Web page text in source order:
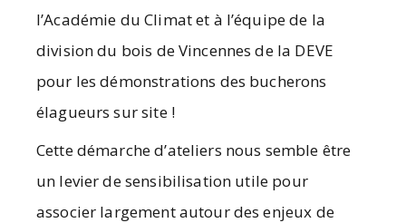
l’Académie du Climat et à l’équipe de la
division du bois de Vincennes de la DEVE
pour les démonstrations des bucherons
élagueurs sur site !
Cette démarche d’ateliers nous semble être
un levier de sensibilisation utile pour
associer largement autour des enjeux de